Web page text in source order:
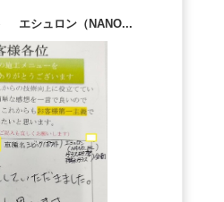
エシュロン（NANO...